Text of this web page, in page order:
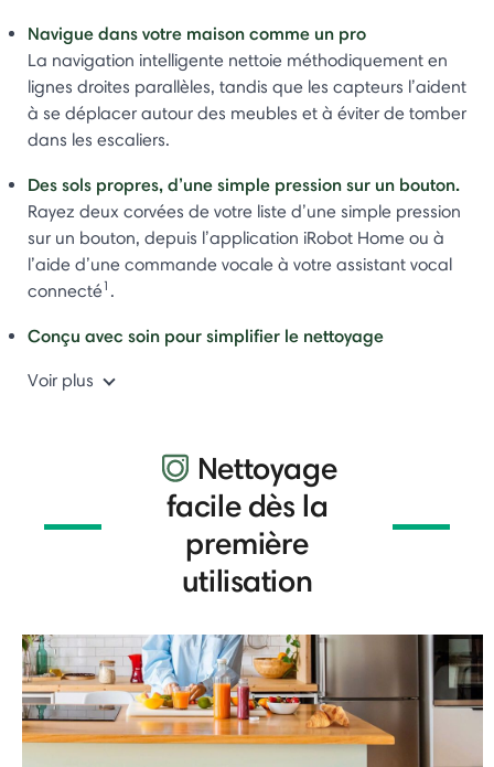
Navigue dans votre maison comme un pro​
La navigation intelligente nettoie méthodiquement en
lignes droites parallèles, tandis que les capteurs l’aident
à se déplacer autour des meubles et à éviter de tomber
dans les escaliers.
Des sols propres, d’une simple pression sur un bouton.
Rayez deux corvées de votre liste d’une simple pression
sur un bouton, depuis l’application iRobot Home ou à
l’aide d’une commande vocale à votre assistant vocal
connecté1 .
Conçu avec soin pour simplifier le nettoyage
Voir plus
Nettoyage
facile dès la
première
utilisation